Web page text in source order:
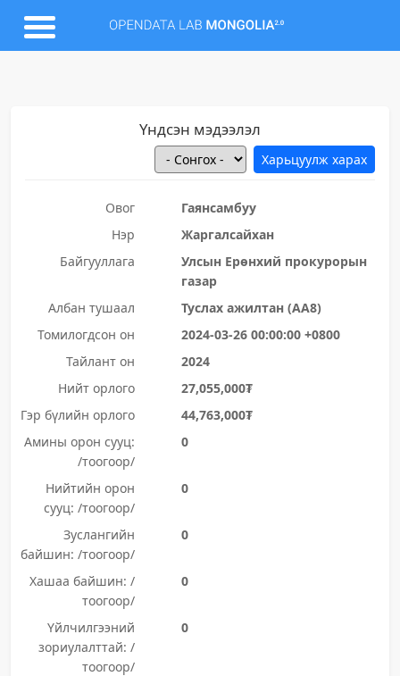
Үндсэн мэдээлэл
Овог
Гаянсамбуу
Нэр
Жаргалсайхан
Байгууллага
Улсын Ерөнхий прокурорын
газар
Албан тушаал
Туслах ажилтан (АА8)
Томилогдсон он
2024-03-26 00:00:00 +0800
Тайлант он
2024
Нийт орлого
27,055,000₮
Гэр бүлийн орлого
44,763,000₮
Амины орон сууц:
/тоогоор/
0
Нийтийн орон
сууц: /тоогоор/
0
Зуслангийн
байшин: /тоогоор/
0
Хашаа байшин: /
тоогоор/
0
Үйлчилгээний
зориулалттай: /
тоогоор/
0